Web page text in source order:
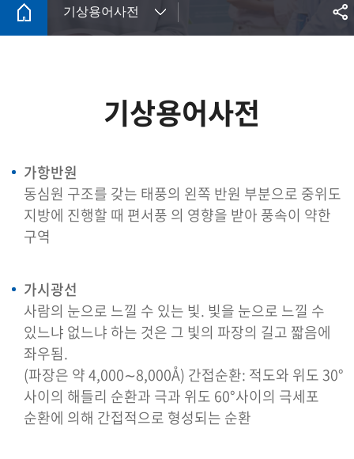
기상용어사전
기상용어사전
가항반원
동심원 구조를 갖는 태풍의 왼쪽 반원 부분으로 중위도
지방에 진행할 때 편서풍 의 영향을 받아 풍속이 약한
구역
가시광선
사람의 눈으로 느낄 수 있는 빛. 빛을 눈으로 느낄 수
있느냐 없느냐 하는 것은 그 빛의 파장의 길고 짧음에
좌우됨.
(파장은 약 4,000∼8,000Å) 간접순환: 적도와 위도 30°
사이의 해들리 순환과 극과 위도 60°사이의 극세포
순환에 의해 간접적으로 형성되는 순환